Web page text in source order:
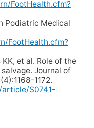
FootHealth.cfm?
Podiatric Medical
FootHealth.cfm?
KK, et al. Role of the
Journal of
1172.
S0741-